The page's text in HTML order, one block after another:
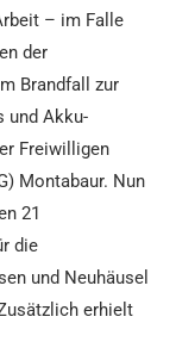
– im Falle
der
Brandfall zur
und Akku-
Freiwilligen
Montabaur. Nun
21
die
und Neuhäusel
erhielt